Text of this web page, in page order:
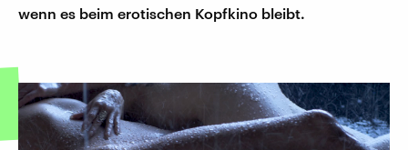
wenn es beim erotischen Kopfkino bleibt.